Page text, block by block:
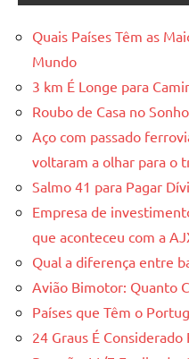
Quais Países Têm as
Mundo
3 km É Longe para
Roubo de Casa no
Aço com passado
voltaram a olhar para o
Salmo 41 para Pagar
Empresa de
que aconteceu com a
Qual a diferença entre
Avião Bimotor: Quanto
Países que Têm o
24 Graus É